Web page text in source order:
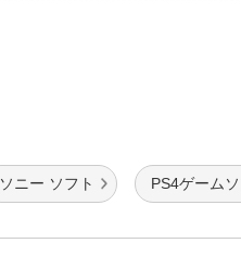
ソニー ソフト PS4ゲーム